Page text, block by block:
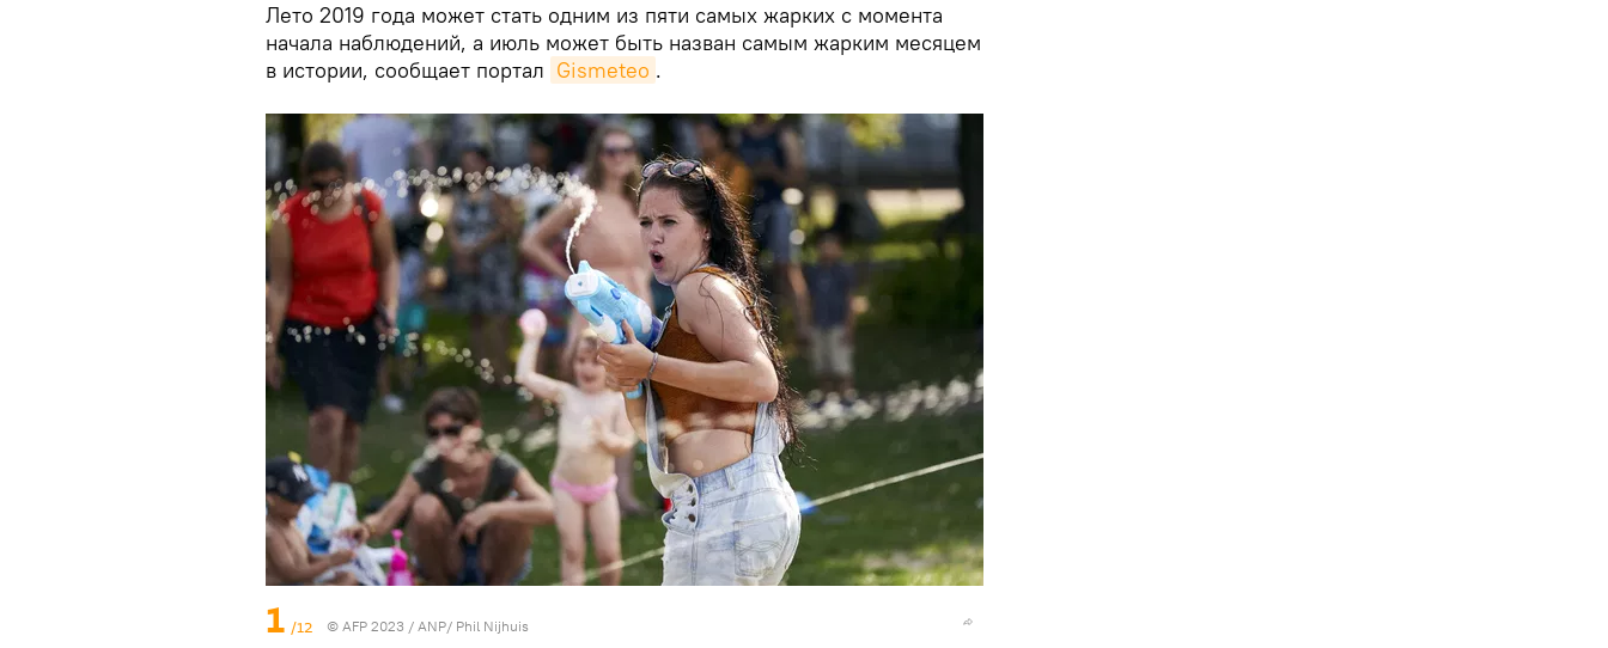
Лето 2019 года может стать одним из пяти самых жарких с момента
начала наблюдений, а июль может быть назван самым жарким месяцем
в истории, сообщает портал Gismeteo .
1 /12 © AFP 2023 / ANP/ Phil Nijhuis